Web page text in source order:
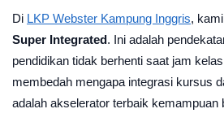
Di LKP Webster Kampung Inggris,
Super Integrated. Ini adalah
pendidikan tidak berhenti saat jam
membedah mengapa integrasi kursus
adalah akselerator terbaik kemampuan